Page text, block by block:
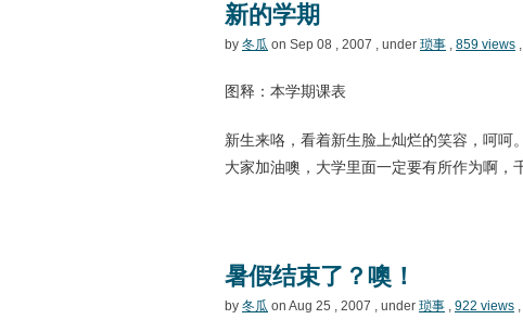
新的学期
by 冬瓜 on Sep 08 , 2007 , under 琐事 , 859 views ,
图释：本学期课表
新生来咯，看着新生脸上灿烂的笑容，呵呵
大家加油噢，大学里面一定要有所作为啊，
暑假结束了？噢！
by 冬瓜 on Aug 25 , 2007 , under 琐事 , 922 views ,